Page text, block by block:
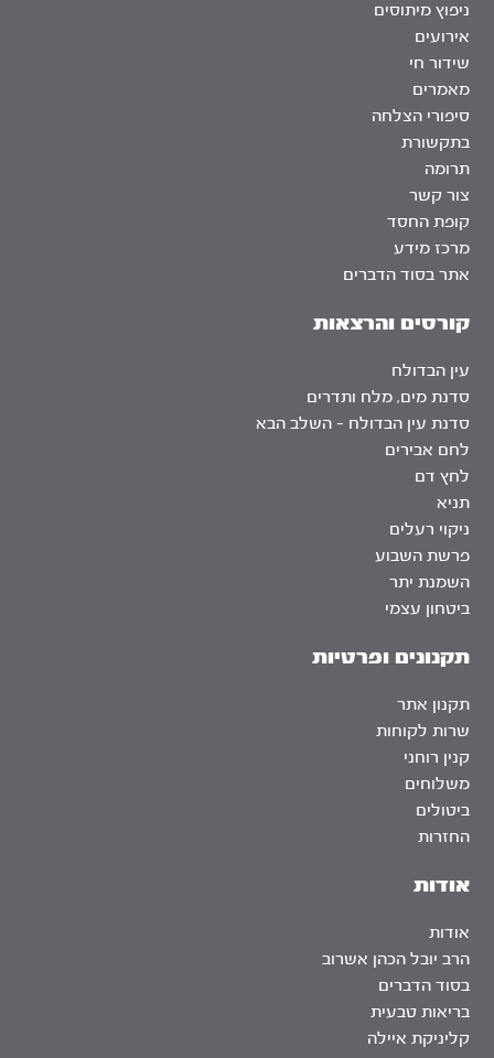
אודות
אודות
הרב יובל הכהן אשרוב
בסוד הדברים
בריאות טבעית
קליניקת איילה
ניפוץ מיתוסים
אירועים
שידור חי
מאמרים
סיפורי הצלחה
בתקשורת
תרומה
צור קשר
קופת החסד
מרכז מידע
אתר בסוד הדברים
קורסים והרצאות
עין הבדולח
סדנת מים, מלח ותדרים
סדנת עין הבדולח – השלב הבא
לחם אבירים
לחץ דם
תניא
ניקוי רעלים
פרשת השבוע
השמנת יתר
ביטחון עצמי
תקנונים ופרטיות
תקנון אתר
שרות לקוחות
קנין רוחני
משלוחים
ביטולים
החזרות